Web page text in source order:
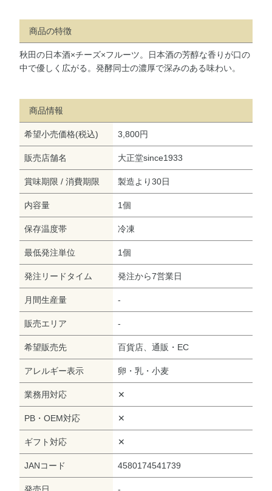
商品の特徴
秋田の日本酒×チーズ×フルーツ。日本酒の芳醇な香りが口の
中で優しく広がる。発酵同士の濃厚で深みのある味わい。
商品情報
希望小売価格(税込) 3,800円
販売店舗名 大正堂since1933
賞味期限 / 消費期限 製造より30日
内容量 1個
保存温度帯 冷凍
最低発注単位 1個
発注リードタイム 発注から7営業日
月間生産量 -
販売エリア -
希望販売先 百貨店、通販・EC
アレルギー表示 卵・乳・小麦
業務用対応 ✕
PB・OEM対応 ✕
ギフト対応 ✕
JANコード 4580174541739
発売日 -